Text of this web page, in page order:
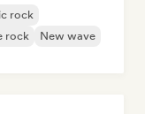
rock
rock
New wave